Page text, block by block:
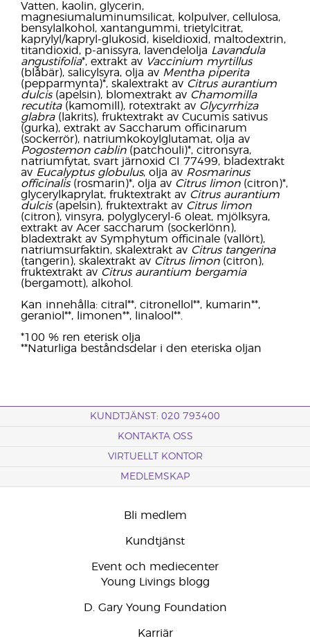
Vatten, kaolin, glycerin,
magnesiumaluminumsilicat, kolpulver, cellulosa,
bensylalkohol, xantangummi, trietylcitrat,
kaprylyl/kapryl-glukosid, kiseldioxid, maltodextrin,
titandioxid, p-anissyra, lavendelolja Lavandula
angustifolia*, extrakt av Vaccinium myrtillus
(blåbär), salicylsyra, olja av Mentha piperita
(pepparmynta)*, skalextrakt av Citrus aurantium
dulcis(apelsin), blomextrakt av Chamomilla
recutita(kamomill), rotextrakt av Glycyrrhiza
glabra(lakrits), fruktextrakt av Cucumis sativus
(gurka), extrakt av Saccharum officinarum
(sockerrör), natriumkokoylglutamat, olja av
Pogostemon cablin(patchouli)*, citronsyra,
natriumfytat, svart järnoxid CI 77499, bladextrakt
av Eucalyptus globulus, olja av Rosmarinus
officinalis(rosmarin)*, olja av Citrus limon(citron)*,
glycerylkaprylat, fruktextrakt av Citrus aurantium
dulcis(apelsin), fruktextrakt av Citrus limon
(citron), vinsyra, polyglyceryl-6 oleat, mjölksyra,
extrakt av Acer saccharum (sockerlönn),
bladextrakt av Symphytum officinale (vallört),
natriumsurfaktin, skalextrakt av Citrus tangerina
(tangerin), skalextrakt av Citrus limon(citron),
fruktextrakt av Citrus aurantium bergamia
(bergamott), alkohol.
Kan innehålla: citral**, citronellol**, kumarin**,
geraniol**, limonen**, linalool**.
*100 % ren eterisk olja
**Naturliga beståndsdelar i den eteriska oljan
KUNDTJÄNST: 020 793400
KONTAKTA OSS
VIRTUELLT KONTOR
MEDLEMSKAP
Bli medlem
Kundtjänst
Event och mediecenter
Young Livings blogg
D. Gary Young Foundation
Karriär